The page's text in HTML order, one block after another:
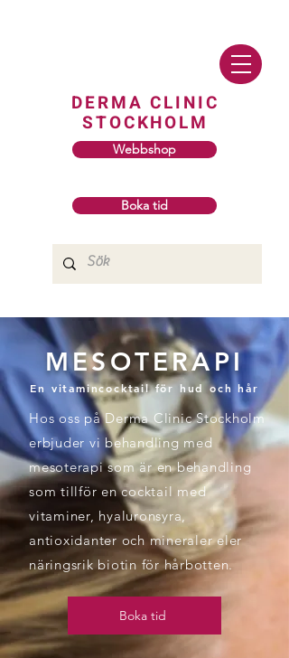
DERMA CLINIC
STOCKHOLM
Webbshop
Boka tid
MESOTERAPI
En vitamincocktail för hud och hår
Hos oss på Derma Clinic Stockholm
erbjuder vi behandling med
mesoterapi som är en behandling
som tillför en cocktail med
vitaminer, hyaluronsyra,
antioxidanter och mineraler eler
näringsrik biotin för hårbotten.
Boka tid